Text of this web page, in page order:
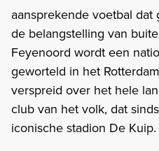
aansprekende voetbal
de belangstelling van
Feyenoord wordt een
geworteld in het
verspreid over het hele
club van het volk, dat
iconische stadion De Kuip.